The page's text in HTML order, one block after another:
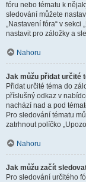
fóru nebo tématu k
sledování můžete
„Nastavení fóra“ v sekci
nastavit pro záložky a
Nahoru
Jak můžu přidat určité
Přidat určité téma do
příslušný odkaz v
nachází nad a pod
Pro sledování tématu
zatrhnout políčko
Nahoru
Jak můžu začít
Pro sledování určitého